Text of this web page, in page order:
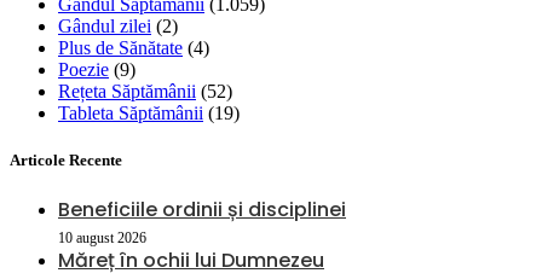
Gândul zilei (2)
Plus de Sănătate (4)
Poezie (9)
Rețeta Săptămânii (52)
Tableta Săptămânii (19)
Articole Recente
Beneficiile ordinii și disciplinei
10 august 2026
Măreț în ochii lui Dumnezeu